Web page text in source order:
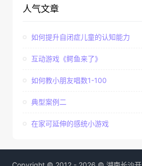
人气文章
如何提升自闭症儿童的认知能力
互动游戏《鳄鱼来了》
如何教小朋友唱数1-100
典型案例二
在家可延伸的感统小游戏